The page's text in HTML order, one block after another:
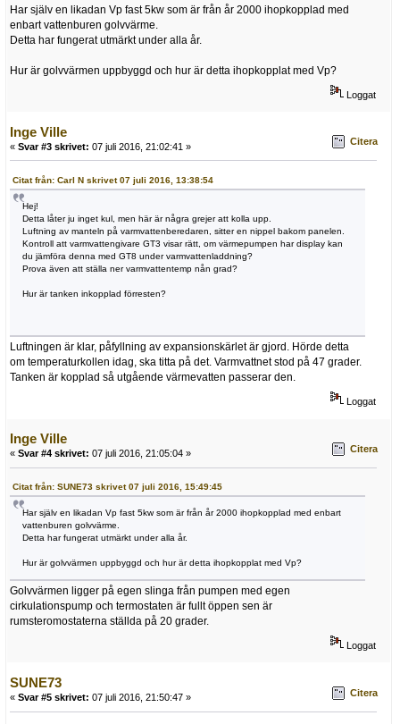
Har själv en likadan Vp fast 5kw som är från år 2000 ihopkopplad med
enbart vattenburen golvvärme.
Detta har fungerat utmärkt under alla år.
Hur är golvvärmen uppbyggd och hur är detta ihopkopplat med Vp?
Loggat
Inge Ville
« Svar #3 skrivet: 07 juli 2016, 21:02:41 » Citera
Citat från: Carl N skrivet 07 juli 2016, 13:38:54
Hej!
Detta låter ju inget kul, men här är några grejer att kolla upp.
Luftning av manteln på varmvattenberedaren, sitter en nippel bakom panelen.
Kontroll att varmvattengivare GT3 visar rätt, om värmepumpen har display kan
du jämföra denna med GT8 under varmvattenladdning?
Prova även att ställa ner varmvattentemp nån grad?
Hur är tanken inkopplad förresten?
Luftningen är klar, påfyllning av expansionskärlet är gjord. Hörde detta
om temperaturkollen idag, ska titta på det. Varmvattnet stod på 47 grader.
Tanken är kopplad så utgående värmevatten passerar den.
Loggat
Inge Ville
« Svar #4 skrivet: 07 juli 2016, 21:05:04 » Citera
Citat från: SUNE73 skrivet 07 juli 2016, 15:49:45
Har själv en likadan Vp fast 5kw som är från år 2000 ihopkopplad med enbart
vattenburen golvvärme.
Detta har fungerat utmärkt under alla år.
Hur är golvvärmen uppbyggd och hur är detta ihopkopplat med Vp?
Golvvärmen ligger på egen slinga från pumpen med egen
cirkulationspump och termostaten är fullt öppen sen är
rumsteromostaterna ställda på 20 grader.
Loggat
SUNE73
« Svar #5 skrivet: 07 juli 2016, 21:50:47 » Citera